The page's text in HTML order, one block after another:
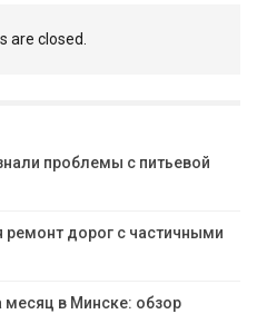
are closed.
проблемы с питьевой
дорог с частичными
месяц в Минске: обзор